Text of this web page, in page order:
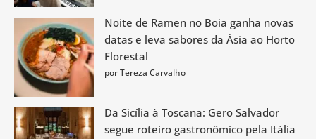
Noite de Ramen no Boia ganha novas
datas e leva sabores da Ásia ao Horto
Florestal
por Tereza Carvalho
Da Sicília à Toscana: Gero Salvador
segue roteiro gastronômico pela Itália